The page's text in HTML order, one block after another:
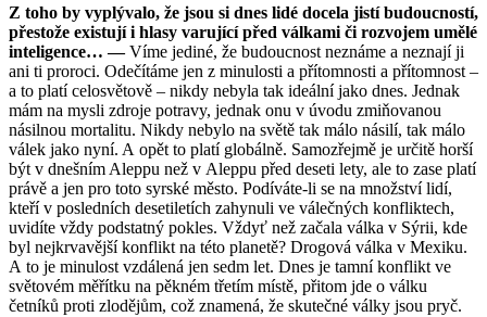
Z toho by vyplývalo, že jsou si dnes lidé docela jistí budoucností,
přestože existují i hlasy varující před válkami či rozvojem umělé
inteligence… —Víme jediné, že budoucnost neznáme a neznají ji
ani ti proroci. Odečítáme jen z minulosti a přítomnosti a přítomnost –
a to platí celosvětově – nikdy nebyla tak ideální jako dnes. Jednak
mám na mysli zdroje potravy, jednak onu v úvodu zmiňovanou
násilnou mortalitu. Nikdy nebylo na světě tak málo násilí, tak málo
válek jako nyní. A opět to platí globálně. Samozřejmě je určitě horší
být v dnešním Aleppu než v Aleppu před deseti lety, ale to zase platí
právě a jen pro toto syrské město. Podíváte-li se na množství lidí,
kteří v posledních desetiletích zahynuli ve válečných konfliktech,
uvidíte vždy podstatný pokles. Vždyť než začala válka v Sýrii, kde
byl nejkrvavější konflikt na této planetě? Drogová válka v Mexiku.
A to je minulost vzdálená jen sedm let. Dnes je tamní konflikt ve
světovém měřítku na pěkném třetím místě, přitom jde o válku
četníků proti zlodějům, což znamená, že skutečné války jsou pryč.